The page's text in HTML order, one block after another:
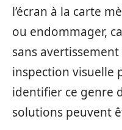
l’écran à la carte
ou endommager,
sans
inspection visuelle
identifier ce genre
solutions peuvent